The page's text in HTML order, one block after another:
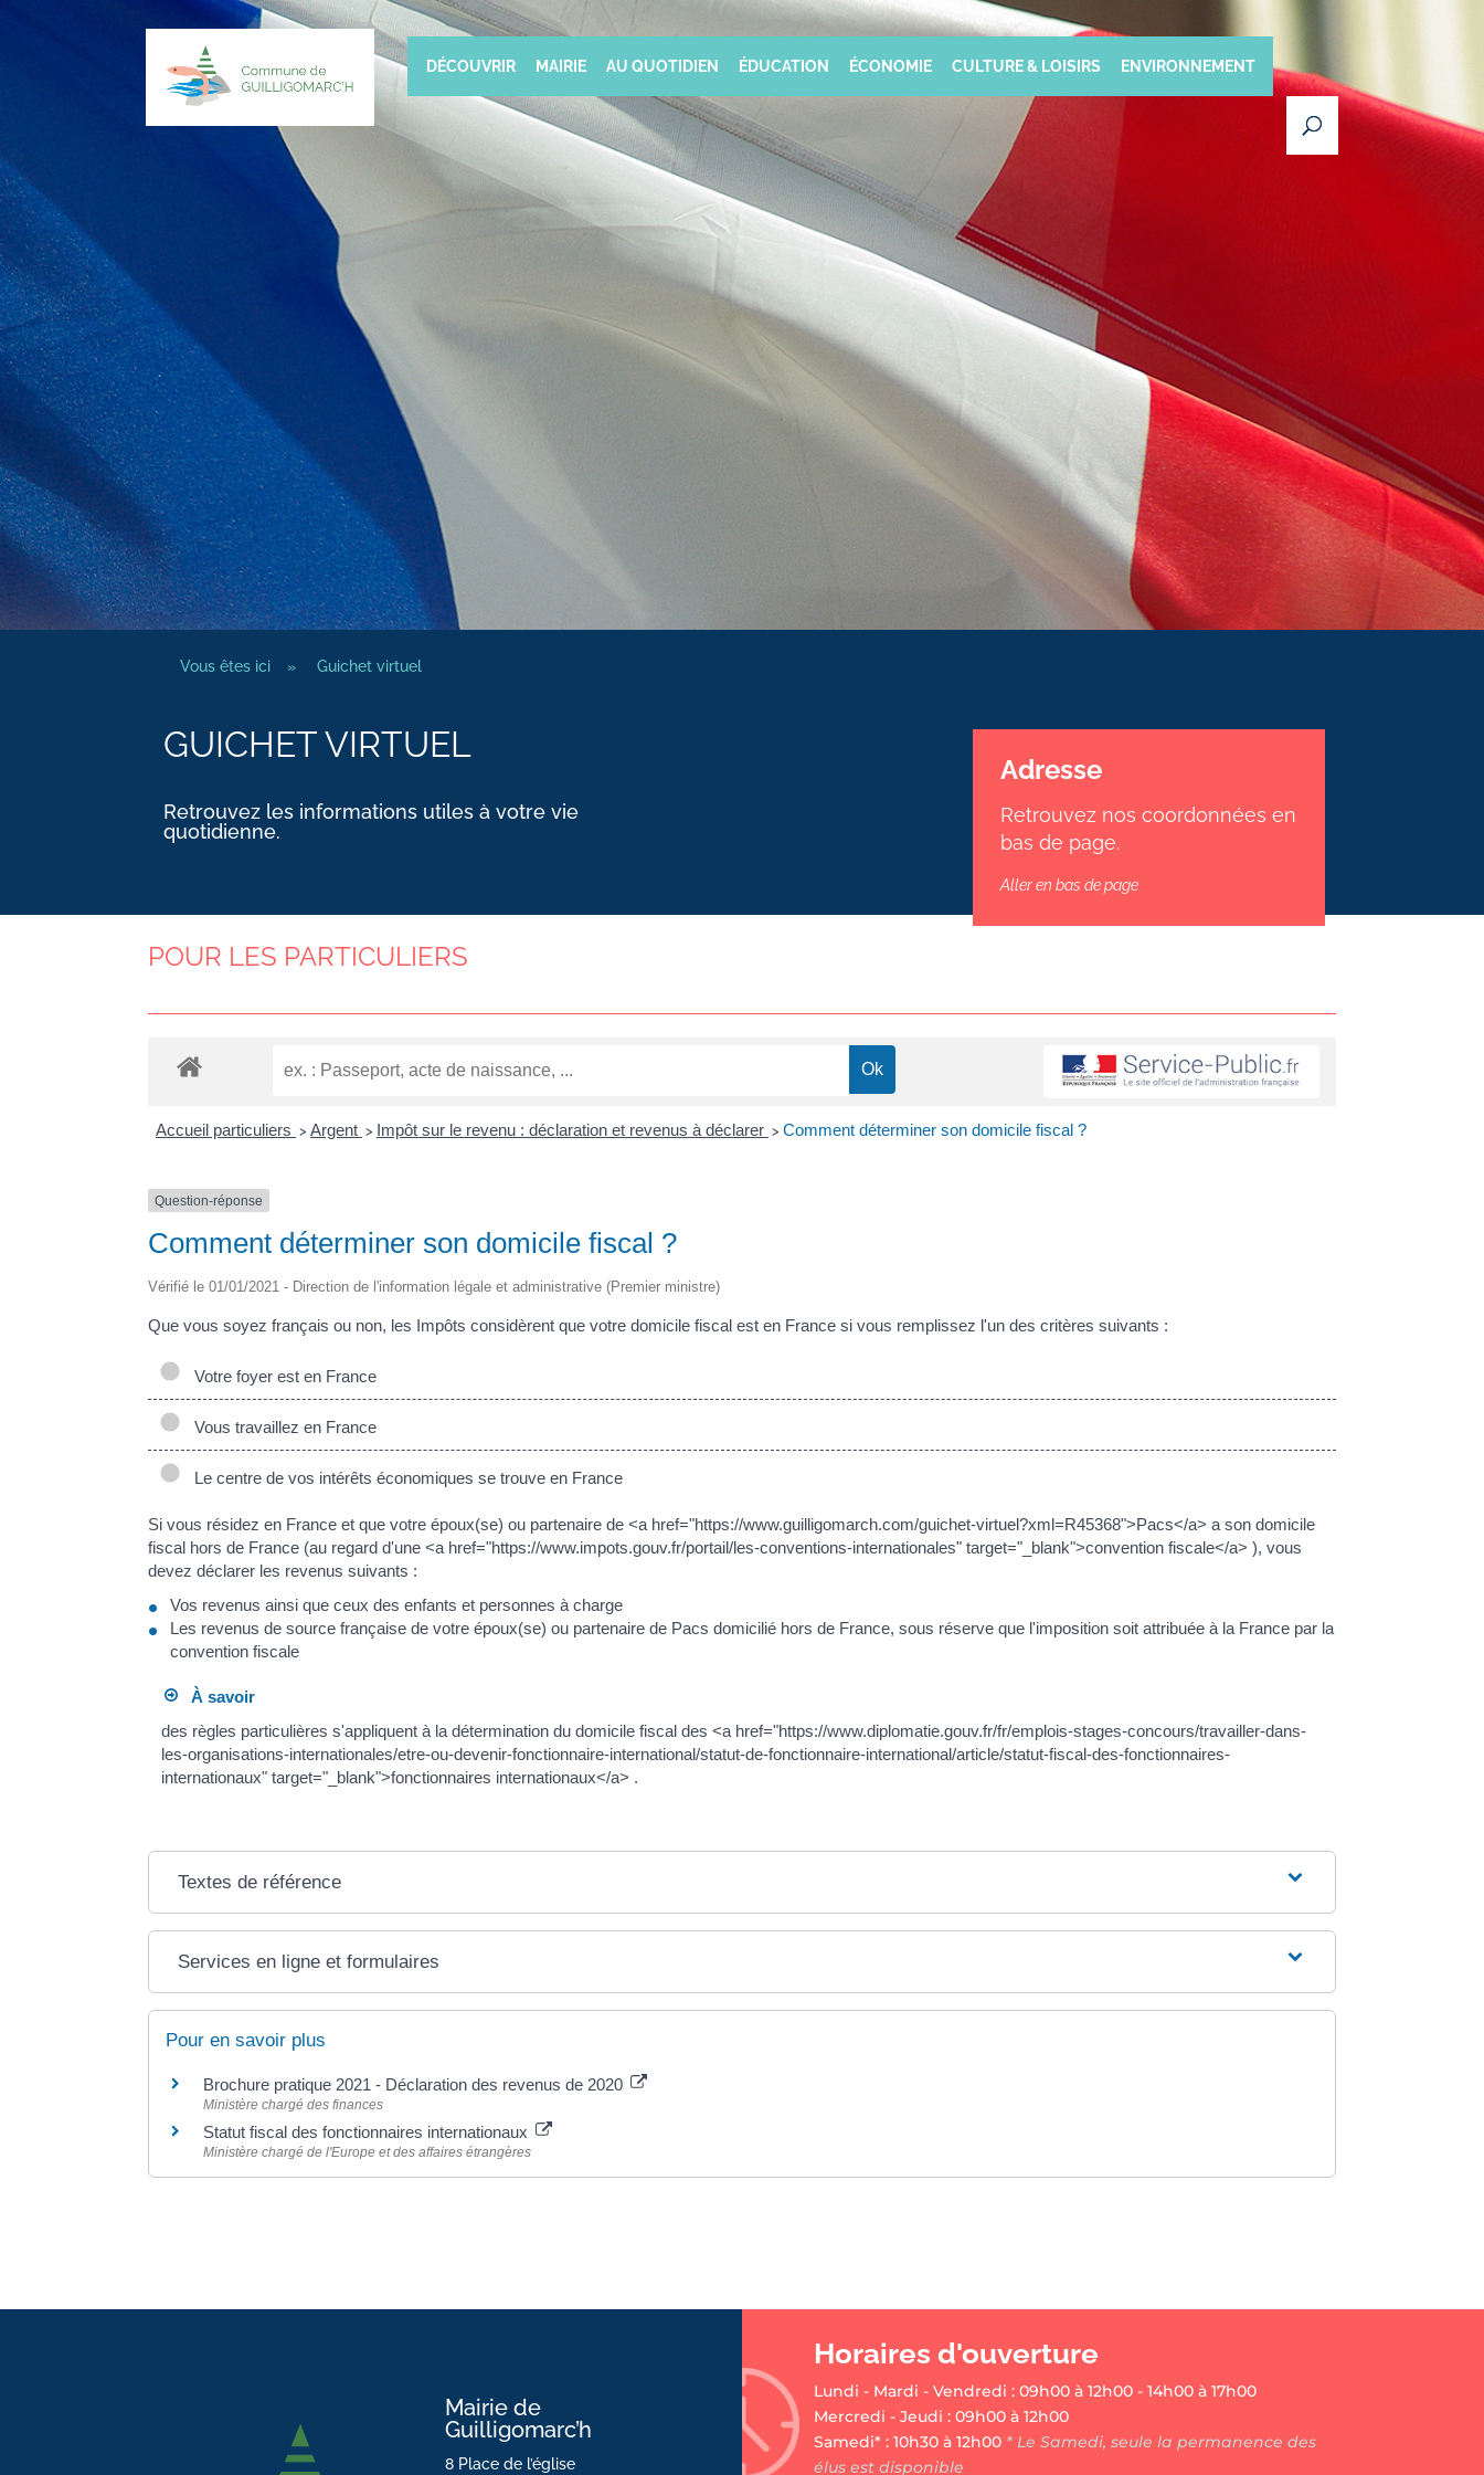
DÉCOUVRIR MAIRIE AU QUOTIDIEN ÉDUCATION ÉCONOMIE CULTURE & LOISIRS ENVIRONNEMENT
Vous êtes ici » Guichet virtuel
GUICHET VIRTUEL
Retrouvez les informations utiles à votre vie
quotidienne.
Adresse
Retrouvez nos coordonnées en
bas de page.
Aller en bas de page
POUR LES PARTICULIERS
Accueil particuliers > Argent > Impôt sur le revenu : déclaration et revenus à déclarer > Comment déterminer son domicile fiscal ?
Question-réponse
Comment déterminer son domicile fiscal ?
Vérifié le 01/01/2021 - Direction de l'information légale et administrative (Premier ministre)
Que vous soyez français ou non, les Impôts considèrent que votre domicile fiscal est en France si vous remplissez l'un des critères suivants :
Votre foyer est en France
Vous travaillez en France
Le centre de vos intérêts économiques se trouve en France
Si vous résidez en France et que votre époux(se) ou partenaire de <a href="https://www.guilligomarch.com/guichet-virtuel?xml=R45368">Pacs</a> a son domicile
fiscal hors de France (au regard d'une <a href="https://www.impots.gouv.fr/portail/les-conventions-internationales" target="_blank">convention fiscale</a> ), vous
devez déclarer les revenus suivants :
Vos revenus ainsi que ceux des enfants et personnes à charge
Les revenus de source française de votre époux(se) ou partenaire de Pacs domicilié hors de France, sous réserve que l'imposition soit attribuée à la France par la
convention fiscale
À savoir
des règles particulières s'appliquent à la détermination du domicile fiscal des <a href="https://www.diplomatie.gouv.fr/fr/emplois-stages-concours/travailler-dans-
les-organisations-internationales/etre-ou-devenir-fonctionnaire-international/statut-de-fonctionnaire-international/article/statut-fiscal-des-fonctionnaires-
internationaux" target="_blank">fonctionnaires internationaux</a> .
Textes de référence
Services en ligne et formulaires
Pour en savoir plus
Brochure pratique 2021 - Déclaration des revenus de 2020
Ministère chargé des finances
Statut fiscal des fonctionnaires internationaux
Ministère chargé de l'Europe et des affaires étrangères
Mairie de
Guilligomarc’h
8 Place de l’église
Horaires d'ouverture
Lundi - Mardi - Vendredi : 09h00 à 12h00 - 14h00 à 17h00
Mercredi - Jeudi : 09h00 à 12h00
Samedi* : 10h30 à 12h00* Le Samedi, seule la permanence des
élus est disponible